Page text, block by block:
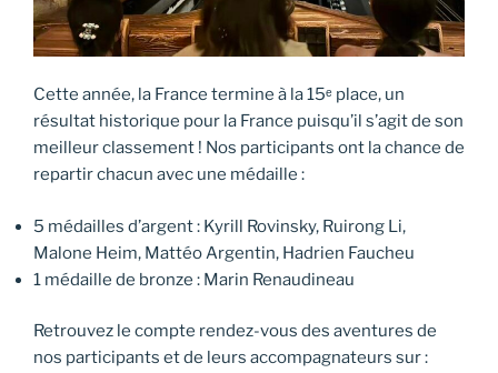
Cette année, la France termine à la 15ᵉ place, un
résultat historique pour la France puisqu’il s’agit de son
meilleur classement ! Nos participants ont la chance de
repartir chacun avec une médaille :
5 médailles d’argent : Kyrill Rovinsky, Ruirong Li,
Malone Heim, Mattéo Argentin, Hadrien Faucheu
1 médaille de bronze : Marin Renaudineau
Retrouvez le compte rendez-vous des aventures de
nos participants et de leurs accompagnateurs sur :